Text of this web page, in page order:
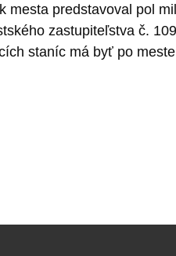
predstavoval pol
zastupiteľstva č.
staníc má byť po